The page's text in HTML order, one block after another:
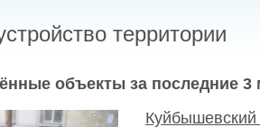
территории
объекты за последние 3
Куйбышевский